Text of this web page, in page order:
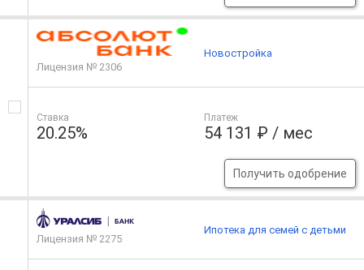
Лицензия № 2306
Ставка
20.25%
Платеж
54 131 ₽ / мес
Получить одобрение
Новостройка
Лицензия № 2275
Ипотека для семей с детьми